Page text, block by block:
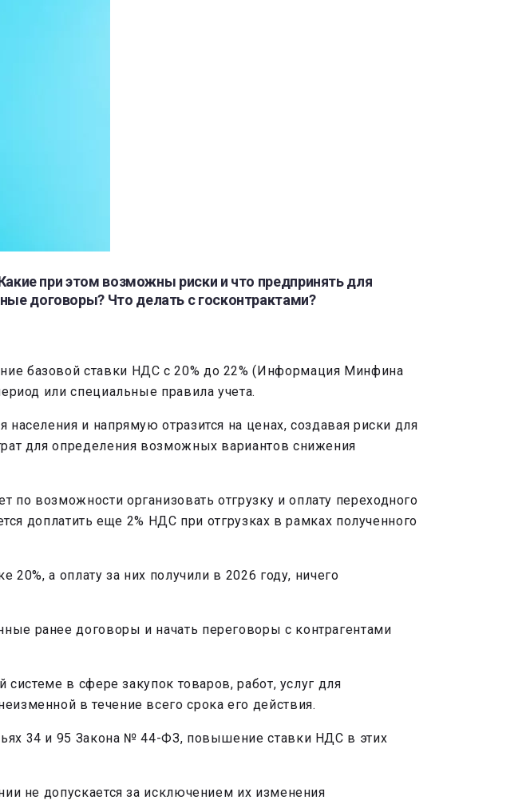
при этом возможны риски и что предпринять для
договоры? Что делать с госконтрактами?
базовой ставки НДС с 20% до 22% (Информация Минфина
или специальные правила учета.
и напрямую отразится на ценах, создавая риски для
для определения возможных вариантов снижения
возможности организовать отгрузку и оплату переходного
доплатить еще 2% НДС при отгрузках в рамках полученного
а оплату за них получили в 2026 году, ничего
ранее договоры и начать переговоры с контрагентами
в сфере закупок товаров, работ, услуг для
в течение всего срока его действия.
34 и 95 Закона № 44-ФЗ, повышение ставки НДС в этих
не допускается за исключением их изменения